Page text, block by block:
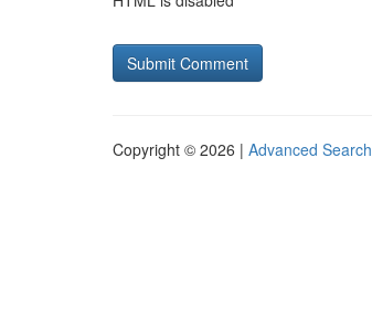
Copyright © 2026 | Advanced Search